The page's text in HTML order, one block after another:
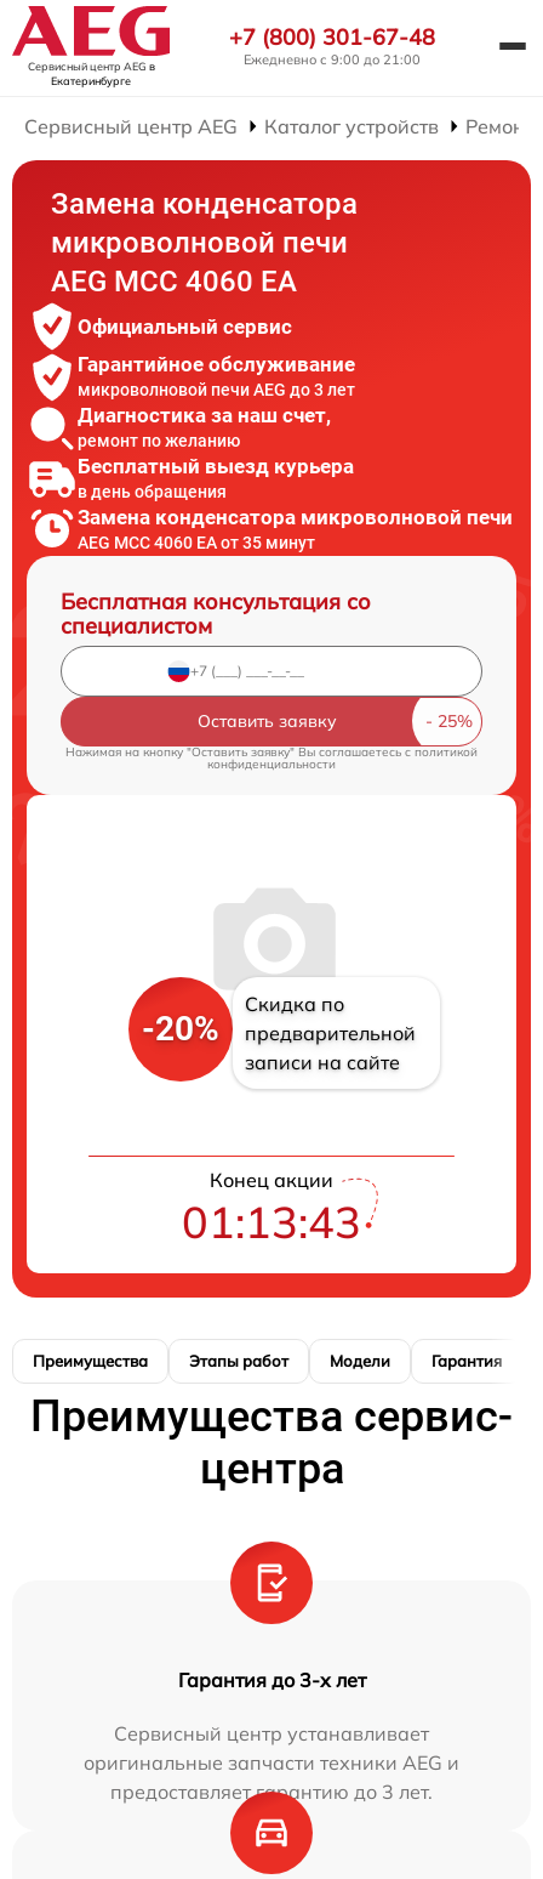
Сервисный центр AEG в
Екатеринбурге
+7 (800) 301-67-48
Ежедневно с 9:00 до 21:00
Сервисный центр AEG Каталог устройств Ремонт
Замена конденсатора
микроволновой печи
AEG MCC 4060 EA
Официальный сервис
Гарантийное обслуживание
микроволновой печи AEG до 3 лет
Диагностика за наш счет,
ремонт по желанию
Бесплатный выезд курьера
в день обращения
Замена конденсатора микроволновой печи
AEG MCC 4060 EA от 35 минут
Бесплатная консультация со
специалистом
Оставить заявку
Нажимая на кнопку "Оставить заявку" Вы соглашаетесь cполитикой
конфиденциальности
-20%
Скидка по
предварительной
записи на сайте
Конец акции
01:13:42
Преимущества Этапы работ Модели Гарантия
Преимущества сервис-
центра
Гарантия до 3-х лет
Сервисный центр устанавливает
оригинальные запчасти техники AEG и
предоставляет гарантию до 3 лет.